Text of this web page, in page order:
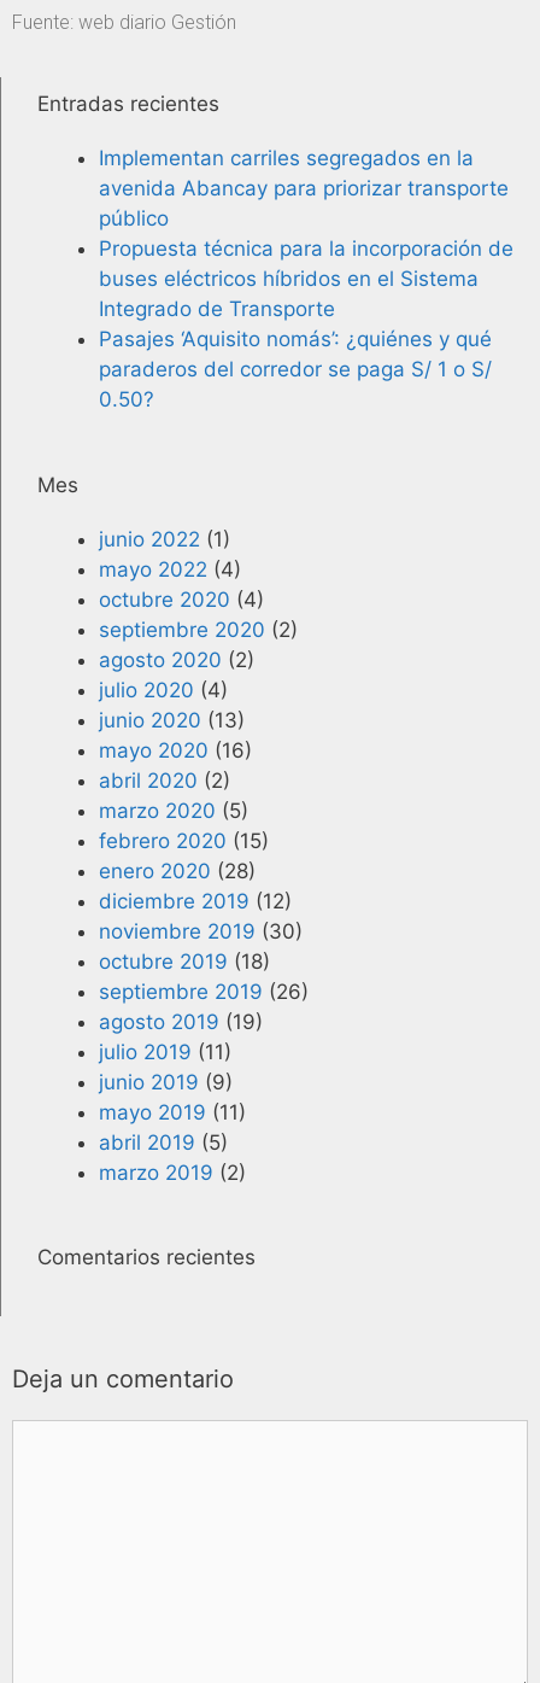
Fuente: web diario Gestión
Entradas recientes
Implementan carriles segregados en la
avenida Abancay para priorizar transporte
público
Propuesta técnica para la incorporación de
buses eléctricos híbridos en el Sistema
Integrado de Transporte
Pasajes ‘Aquisito nomás’: ¿quiénes y qué
paraderos del corredor se paga S/ 1 o S/
0.50?
Mes
junio 2022 (1)
mayo 2022 (4)
octubre 2020 (4)
septiembre 2020 (2)
agosto 2020 (2)
julio 2020 (4)
junio 2020 (13)
mayo 2020 (16)
abril 2020 (2)
marzo 2020 (5)
febrero 2020 (15)
enero 2020 (28)
diciembre 2019 (12)
noviembre 2019 (30)
octubre 2019 (18)
septiembre 2019 (26)
agosto 2019 (19)
julio 2019 (11)
junio 2019 (9)
mayo 2019 (11)
abril 2019 (5)
marzo 2019 (2)
Comentarios recientes
Deja un comentario